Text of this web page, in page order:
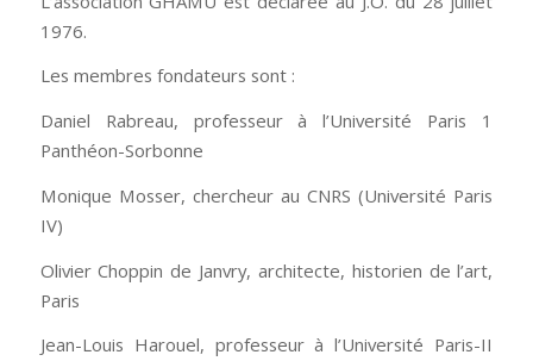
1976.
Les membres fondateurs sont :
Daniel Rabreau, professeur à l’Université Paris 1
Panthéon-Sorbonne
Monique Mosser, chercheur au CNRS (Université Paris
IV)
Olivier Choppin de Janvry, architecte, historien de l’art,
Paris
Jean-Louis Harouel, professeur à l’Université Paris-II